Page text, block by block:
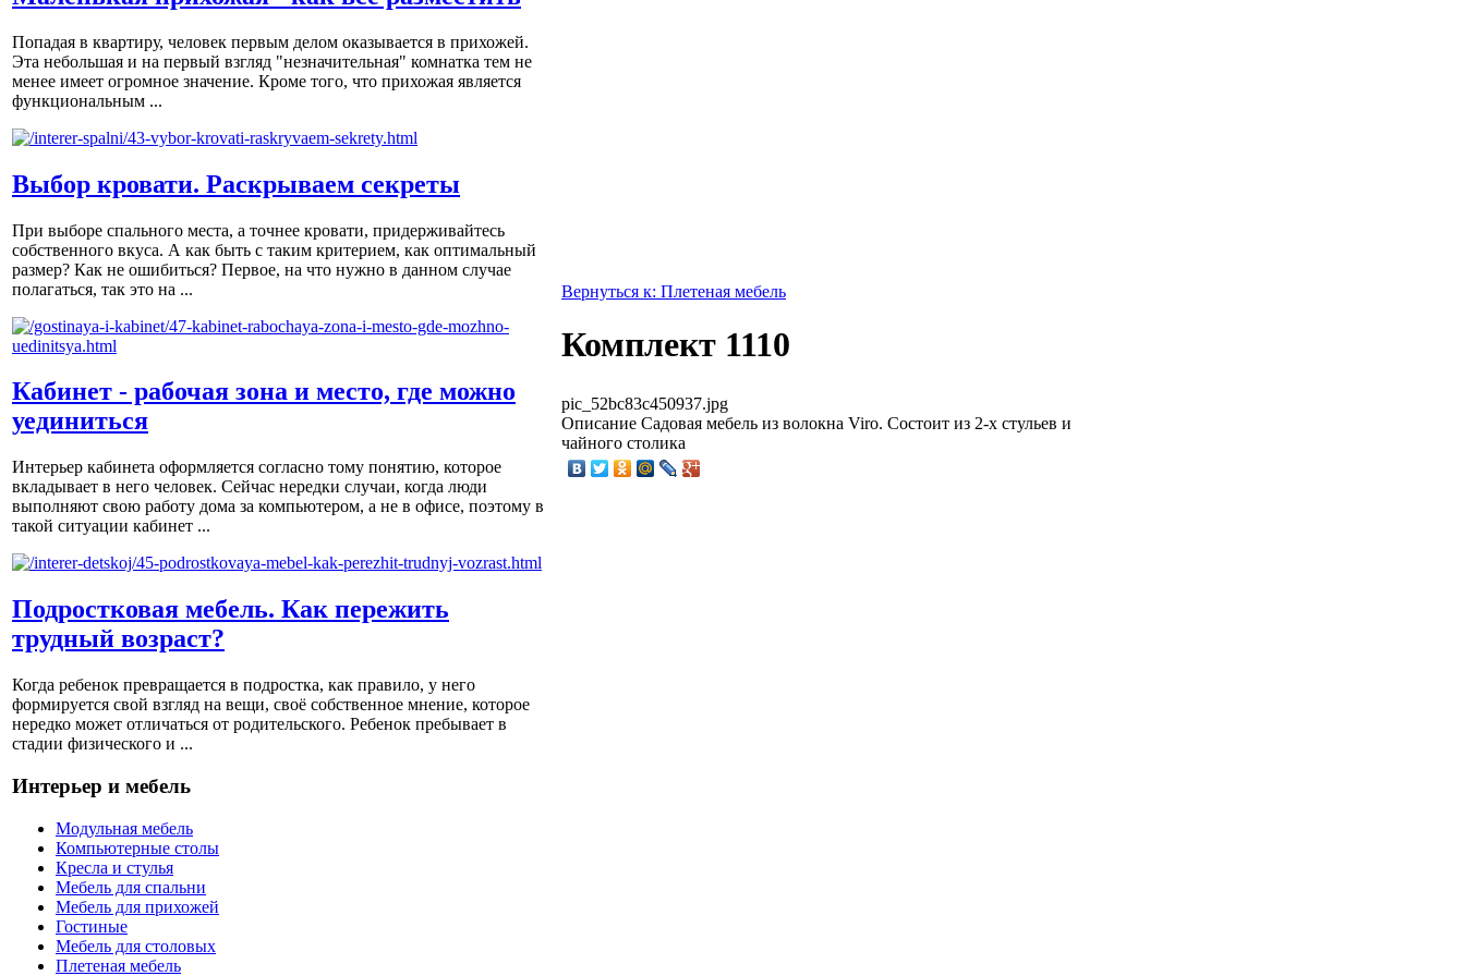
Попадая в квартиру, человек первым делом оказывается в прихожей.
Эта небольшая и на первый взгляд "незначительная" комнатка тем не
менее имеет огромное значение. Кроме того, что прихожая является
функциональным ...
Выбор кровати. Раскрываем секреты
При выборе спального места, а точнее кровати, придерживайтесь
собственного вкуса. А как быть с таким критерием, как оптимальный
размер? Как не ошибиться? Первое, на что нужно в данном случае
полагаться, так это на ...
Кабинет - рабочая зона и место, где можно
уединиться
Интерьер кабинета оформляется согласно тому понятию, которое
вкладывает в него человек. Сейчас нередки случаи, когда люди
выполняют свою работу дома за компьютером, а не в офисе, поэтому в
такой ситуации кабинет ...
Подростковая мебель. Как пережить
трудный возраст?
Когда ребенок превращается в подростка, как правило, у него
формируется свой взгляд на вещи, своё собственное мнение, которое
нередко может отличаться от родительского. Ребенок пребывает в
стадии физического и ...
Интерьер и мебель
Модульная мебель
Компьютерные столы
Кресла и стулья
Мебель для спальни
Мебель для прихожей
Гостиные
Мебель для столовых
Плетеная мебель
Вернуться к: Плетеная мебель
Комплект 1110
pic_52bc83c450937.jpg
Описание Садовая мебель из волокна Viro. Состоит из 2-х стульев и
чайного столика